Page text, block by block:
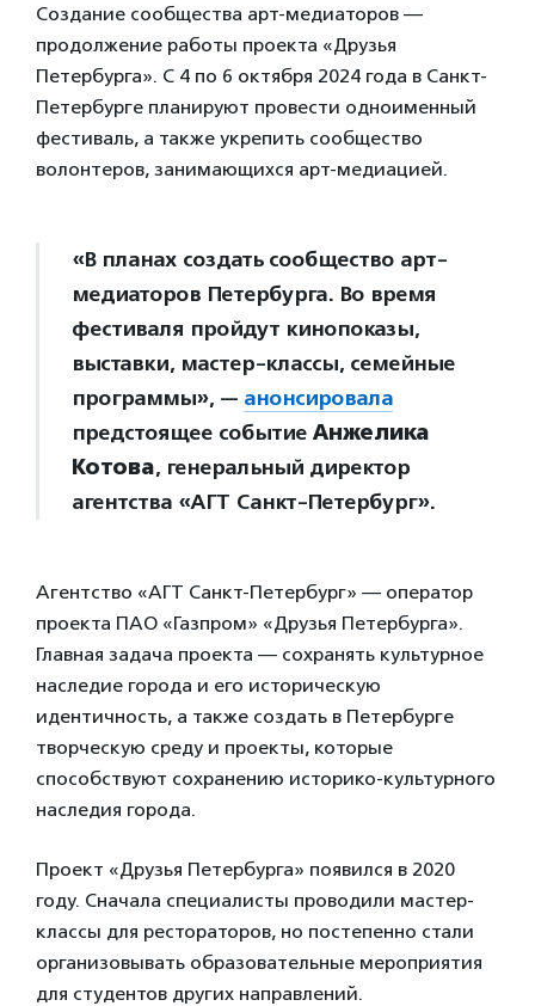
Создание сообщества арт-медиаторов —
продолжение работы проекта «Друзья
Петербурга». С 4 по 6 октября 2024 года в Санкт-
Петербурге планируют провести одноименный
фестиваль, а также укрепить сообщество
волонтеров, занимающихся арт-медиацией.
«В планах создать сообщество арт-
медиаторов Петербурга. Во время
фестиваля пройдут кинопоказы,
выставки, мастер-классы, семейные
программы», — анонсировала
предстоящее событие Анжелика
Котова, генеральный директор
агентства «АГТ Санкт-Петербург».
Агентство «АГТ Санкт-Петербург» — оператор
проекта ПАО «Газпром» «Друзья Петербурга».
Главная задача проекта — сохранять культурное
наследие города и его историческую
идентичность, а также создать в Петербурге
творческую среду и проекты, которые
способствуют сохранению историко-культурного
наследия города.
Проект «Друзья Петербурга» появился в 2020
году. Сначала специалисты проводили мастер-
классы для рестораторов, но постепенно стали
организовывать образовательные мероприятия
для студентов других направлений.